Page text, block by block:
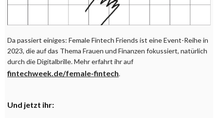
Da passiert einiges: Female Fintech Friends ist eine Event-Reihe in
2023, die auf das Thema Frauen und Finanzen fokussiert, natürlich
durch die Digitalbrille. Mehr erfahrt ihr auf
fintechweek.de/female-fintech.
Und jetzt ihr: